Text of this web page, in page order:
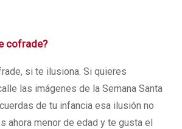
cofrade?
si te ilusiona. Si quieres
las imágenes de la Semana Santa
de tu infancia esa ilusión no
ahora menor de edad y te gusta el